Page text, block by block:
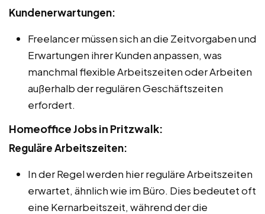
Kundenerwartungen:
Freelancer müssen sich an die Zeitvorgaben und
Erwartungen ihrer Kunden anpassen, was
manchmal flexible Arbeitszeiten oder Arbeiten
außerhalb der regulären Geschäftszeiten
erfordert.
Homeoffice Jobs in Pritzwalk:
Reguläre Arbeitszeiten:
In der Regel werden hier reguläre Arbeitszeiten
erwartet, ähnlich wie im Büro. Dies bedeutet oft
eine Kernarbeitszeit, während der die